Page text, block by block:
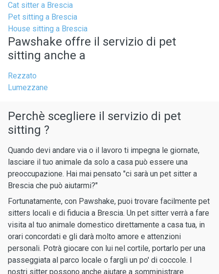
Cat sitter a Brescia
Pet sitting a Brescia
House sitting a Brescia
Pawshake offre il servizio di pet
sitting anche a
Rezzato
Lumezzane
Perchè scegliere il servizio di pet
sitting ?
Quando devi andare via o il lavoro ti impegna le giornate,
lasciare il tuo animale da solo a casa può essere una
preoccupazione. Hai mai pensato "ci sarà un pet sitter a
Brescia che può aiutarmi?"
Fortunatamente, con Pawshake, puoi trovare facilmente pet
sitters locali e di fiducia a Brescia. Un pet sitter verrà a fare
visita al tuo animale domestico direttamente a casa tua, in
orari concordati e gli darà molto amore e attenzioni
personali. Potrà giocare con lui nel cortile, portarlo per una
passeggiata al parco locale o fargli un po' di coccole. I
nostri sitter possono anche aiutare a somministrare